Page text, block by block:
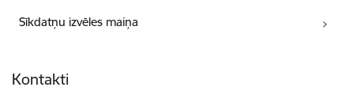
Sīkdatņu izvēles maiņa
Kontakti